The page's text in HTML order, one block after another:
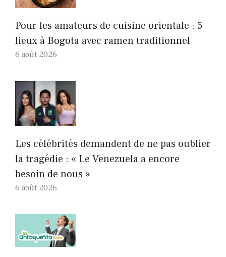
Pour les amateurs de cuisine orientale : 5
lieux à Bogota avec ramen traditionnel
6 août 2026
Les célébrités demandent de ne pas oublier
la tragédie : « Le Venezuela a encore
besoin de nous »
6 août 2026